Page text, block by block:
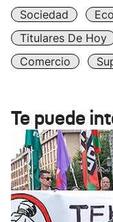
Sociedad
Titulares De Hoy
Comercio
Te puede